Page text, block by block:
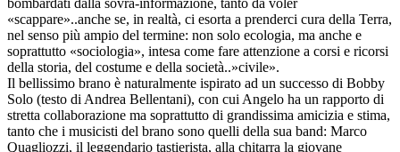
«scappare»..anche se, in realtà, ci esorta a prenderci cura della Terra,
nel senso più ampio del termine: non solo ecologia, ma anche e
soprattutto «sociologia», intesa come fare attenzione a corsi e ricorsi
della storia, del costume e della società..»civile».
Il bellissimo brano è naturalmente ispirato ad un successo di Bobby
Solo (testo di Andrea Bellentani), con cui Angelo ha un rapporto di
stretta collaborazione ma soprattutto di grandissima amicizia e stima,
tanto che i musicisti del brano sono quelli della sua band: Marco
Quagliozzi, il leggendario tastierista, alla chitarra la giovane